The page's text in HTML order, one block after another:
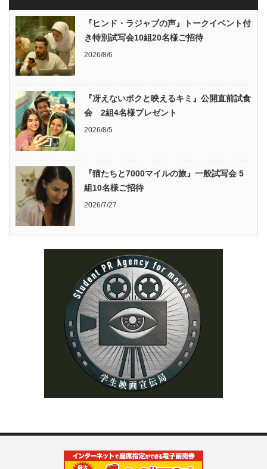
『ヒンド・ラジャブの声』トークイベント付
き特別試写会10組20名様ご招待
2026/8/6
『冴えないボクと映えるキミ』公開直前試食
会 2組4名様プレゼント
2026/8/5
『猫たちと7000マイルの旅』一般試写会 5
組10名様ご招待
2026/7/27